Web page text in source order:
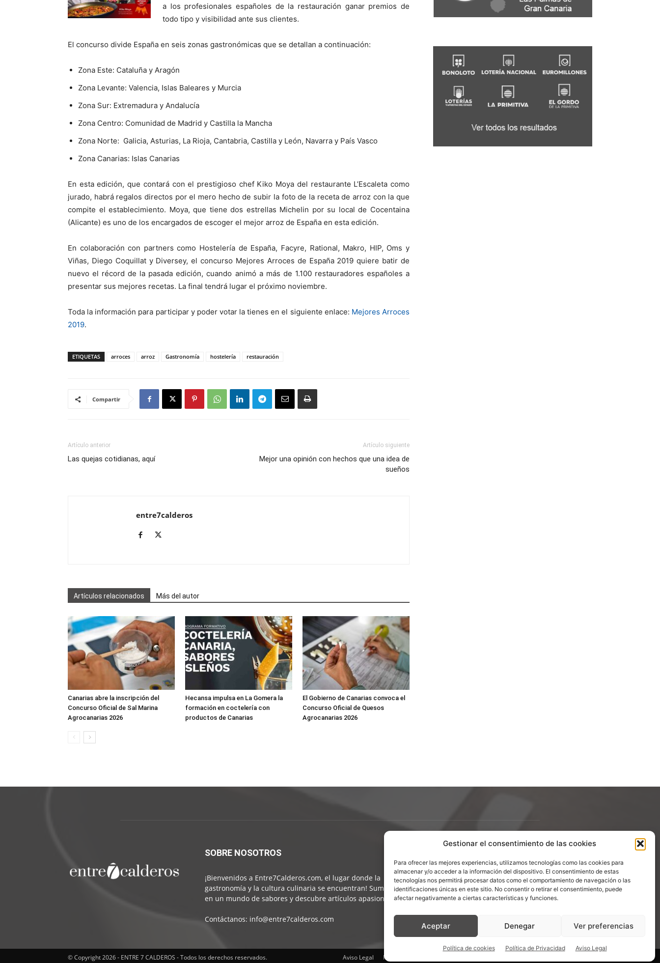
Gestionar el consentimiento de las cookies
Para ofrecer las mejores experiencias, utilizamos tecnologías como las cookies para
almacenar y/o acceder a la información del dispositivo. El consentimiento de estas
tecnologías nos permitirá procesar datos como el comportamiento de navegación o las
identificaciones únicas en este sitio. No consentir o retirar el consentimiento, puede
afectar negativamente a ciertas características y funciones.
Aceptar Denegar Ver preferencias
Política de cookies Política de Privacidad Aviso Legal
a los profesionales españoles de la restauración ganar premios de
todo tipo y visibilidad ante sus clientes.
El concurso divide España en seis zonas gastronómicas que se detallan a continuación:
Zona Este: Cataluña y Aragón
Zona Levante: Valencia, Islas Baleares y Murcia
Zona Sur: Extremadura y Andalucía
Zona Centro: Comunidad de Madrid y Castilla la Mancha
Zona Norte: Galicia, Asturias, La Rioja, Cantabria, Castilla y León, Navarra y País Vasco
Zona Canarias: Islas Canarias
En esta edición, que contará con el prestigioso chef Kiko Moya del restaurante L’Escaleta como
jurado, habrá regalos directos por el mero hecho de subir la foto de la receta de arroz con la que
compite el establecimiento. Moya, que tiene dos estrellas Michelin por su local de Cocentaina
(Alicante) es uno de los encargados de escoger el mejor arroz de España en esta edición.
En colaboración con partners como Hostelería de España, Facyre, Rational, Makro, HIP, Oms y
Viñas, Diego Coquillat y Diversey, el concurso Mejores Arroces de España 2019 quiere batir de
nuevo el récord de la pasada edición, cuando animó a más de 1.100 restauradores españoles a
presentar sus mejores recetas. La final tendrá lugar el próximo noviembre.
Toda la información para participar y poder votar la tienes en el siguiente enlace: Mejores Arroces
2019.
ETIQUETAS arroces arroz Gastronomía hostelería restauración
Compartir
Artículo anterior
Las quejas cotidianas, aquí
Artículo siguiente
Mejor una opinión con hechos que una idea de
sueños
entre7calderos
Artículos relacionados Más del autor
Canarias abre la inscripción del
Concurso Oficial de Sal Marina
Agrocanarias 2026
Hecansa impulsa en La Gomera la
formación en coctelería con
productos de Canarias
El Gobierno de Canarias convoca el
Concurso Oficial de Quesos
Agrocanarias 2026
SOBRE NOSOTROS
¡Bienvenidos a Entre7Calderos.com, el lugar donde la
gastronomía y la cultura culinaria se encuentran! Sumérgete
en un mundo de sabores y descubre artículos apasionantes.
Contáctanos: info@entre7calderos.com
Aviso Legal Política de Privacidad
© Copyright 2026 - ENTRE 7 CALDEROS - Todos los derechos reservados.